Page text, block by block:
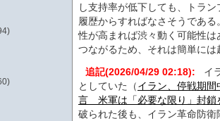
し支持率が低下しても、トラ
履歴からすればなさそうであ
性が高まれば渋々動く可能性
つながるため、それは簡単には
追記(2026/04/29 02:18):
イ
としていた（イラン、停戦期
言 米軍は「必要な限り」封鎖
破られた後も、イラン革命防